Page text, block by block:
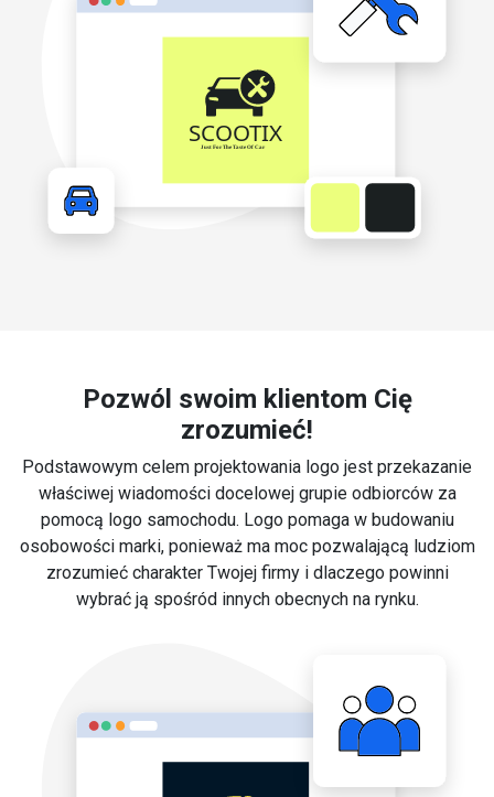
Pozwól swoim klientom Cię
zrozumieć!
Podstawowym celem projektowania logo jest przekazanie
właściwej wiadomości docelowej grupie odbiorców za
pomocą logo samochodu. Logo pomaga w budowaniu
osobowości marki, ponieważ ma moc pozwalającą ludziom
zrozumieć charakter Twojej firmy i dlaczego powinni
wybrać ją spośród innych obecnych na rynku.